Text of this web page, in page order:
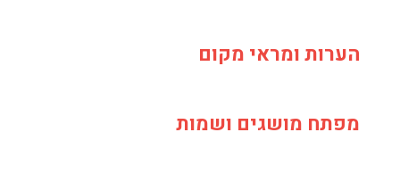
הערות ומראי מקום
מפתח מושגים ושמות